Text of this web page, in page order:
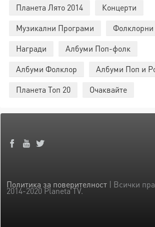
Планета Лято 2014
Концерти
Музикални Програми
Награди
Албуми Поп-фолк
Албуми Фолклор
Албуми Поп и
Планета Топ 20
Очаквайте
Политика за поверителност | Всички
2014-2020 Planeta TV.